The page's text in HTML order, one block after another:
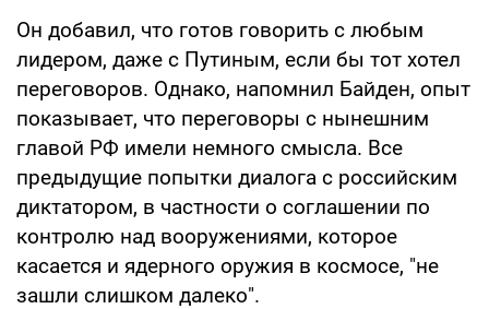
Он добавил, что готов говорить с любым
лидером, даже с Путиным, если бы тот хотел
переговоров. Однако, напомнил Байден, опыт
показывает, что переговоры с нынешним
главой РФ имели немного смысла. Все
предыдущие попытки диалога с российским
диктатором, в частности о соглашении по
контролю над вооружениями, которое
касается и ядерного оружия в космосе, "не
зашли слишком далеко".